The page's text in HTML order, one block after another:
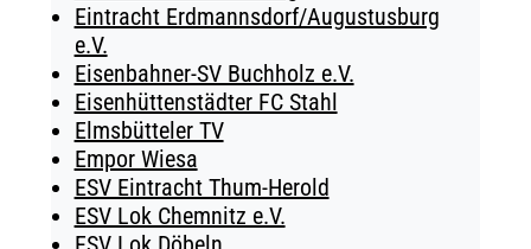
Eintracht Erdmannsdorf/Augustusburg
e.V.
Eisenbahner-SV Buchholz e.V.
Eisenhüttenstädter FC Stahl
Elmsbütteler TV
Empor Wiesa
ESV Eintracht Thum-Herold
ESV Lok Chemnitz e.V.